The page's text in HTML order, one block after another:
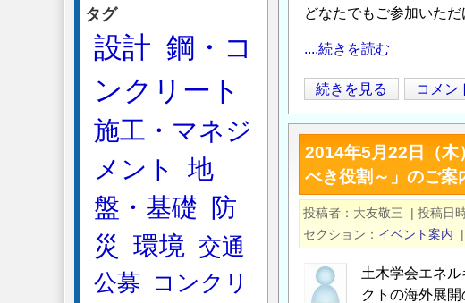
どなたでもご参加いただ
....続きを読む
オ
ン
ラ
イ
ン
セ
ミ
ナ
ー
「世
続きを見る コメン
2014年5月22日（木
べき役割～」のご案
投稿者 大友敬三 | 投稿日
セクション
イベント案内 |
土木学会エネ
クトの海外展
タグ
設計 鋼・コ
ンクリート
施工・マネジ
メント
地
盤・基礎
防
災
環境 交通
公募
コンクリ